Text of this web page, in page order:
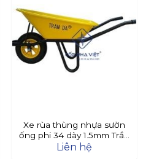
Xe rùa thùng nhựa sườn
ống phi 34 dày 1.5mm Trần
Đà
Liên hệ